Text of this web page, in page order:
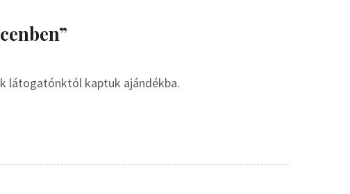
látogatónktól kaptuk ajándékba.